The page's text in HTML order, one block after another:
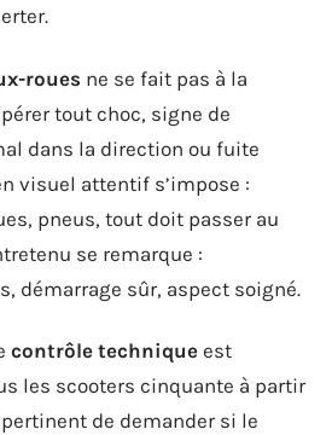
roues ne se fait pas à la
tout choc, signe de
dans la direction ou fuite
visuel attentif s’impose :
pneus, tout doit passer au
se remarque :
démarrage sûr, aspect soigné.
contrôle technique est
les scooters cinquante à partir
de demander si le